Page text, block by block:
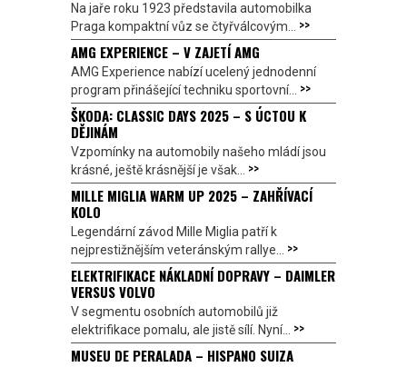
Na jaře roku 1923 představila automobilka
Praga kompaktní vůz se čtyřválcovým... >>
AMG EXPERIENCE – V ZAJETÍ AMG
AMG Experience nabízí ucelený jednodenní
program přinášející techniku sportovní... >>
ŠKODA: CLASSIC DAYS 2025 – S ÚCTOU K
DĚJINÁM
Vzpomínky na automobily našeho mládí jsou
krásné, ještě krásnější je však... >>
MILLE MIGLIA WARM UP 2025 – ZAHŘÍVACÍ
KOLO
Legendární závod Mille Miglia patří k
nejprestižnějším veteránským rallye... >>
ELEKTRIFIKACE NÁKLADNÍ DOPRAVY – DAIMLER
VERSUS VOLVO
V segmentu osobních automobilů již
elektrifikace pomalu, ale jistě sílí. Nyní... >>
MUSEU DE PERALADA – HISPANO SUIZA